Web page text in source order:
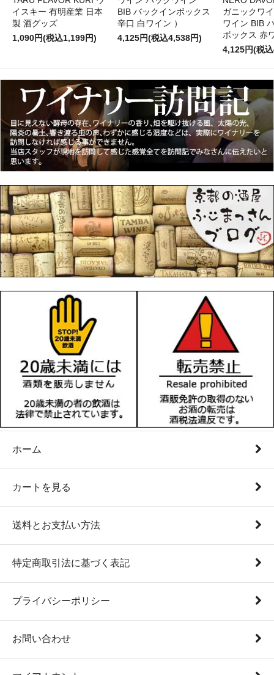
イスキー 有明産業 日本
製 酒グッズ
1,090円(税込1,199円)
BIB バックインボックス
辛口 白ワイン ）
4,125円(税込4,538円)
ガニックワ
ワイン BIB
ボックス 赤
4,125円(税
ホーム
カートを見る
送料とお支払い方法
特定商取引法に基づく表記
プライバシーポリシー
お問い合わせ